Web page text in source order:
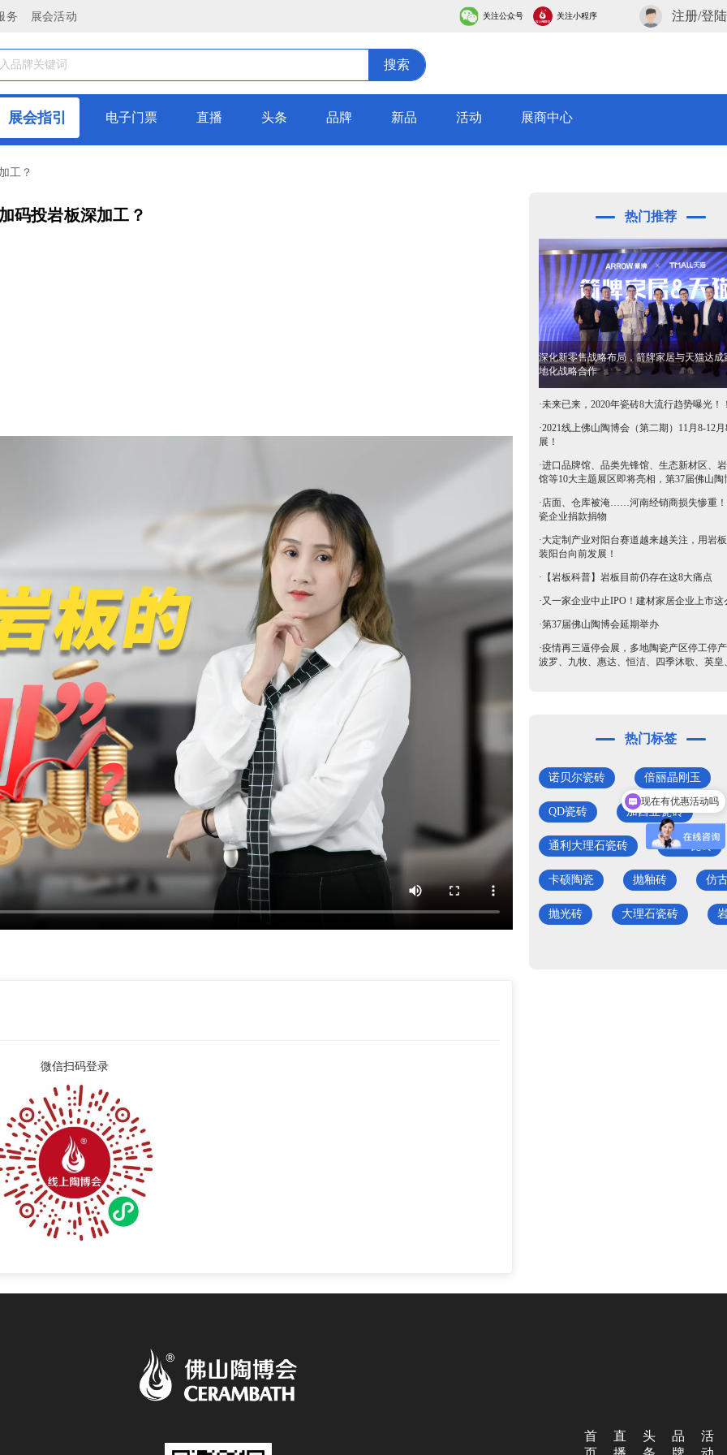
务 展会活动 关注公众号 关注小程序 注册/登陆
搜索
展会指引 电子门票 直播 头条 品牌 新品 活动 展商中心
工？
码投岩板深加工？
微信扫码登录
热门推荐
深化新零售战略布局，箭牌家居与天猫达成
地化战略合作
·未来已来，2020年瓷砖8大流行趋势曝光！
·2021线上佛山陶博会（第二期）11月8-12
展！
·进口品牌馆、品类先锋馆、生态新材区、
馆等10大主题展区即将亮相，第37届佛山陶
·店面、仓库被淹……河南经销商损失惨重
瓷企业捐款捐物
·大定制产业对阳台赛道越来越关注，用岩
装阳台向前发展！
· 【岩板科普】岩板目前仍存在这8大痛点
·又一家企业中止IPO！建材家居企业上市这
·第37届佛山陶博会延期举办
·疫情再三逼停会展，多地陶瓷产区停工停
波罗、九牧、惠达、恒洁、四季沐歌、英皇
热门标签
诺贝尔瓷砖 倍丽晶刚玉
QD瓷砖 加西亚瓷砖
通利大理石瓷砖 SDK瓷砖
卡硕陶瓷 抛釉砖 仿
抛光砖 大理石瓷砖
首
直
头
品
活
现在有优惠活动吗